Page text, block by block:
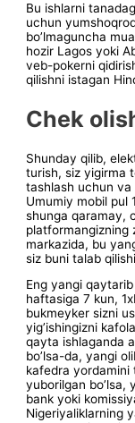
Bu ishlarni
uchun
bo’lmaguncha
hozir Lagos yoki
veb-pokerni
qilishni istagan
Chek
Shunday qilib,
turish, siz yigirma
tashlash uchun va
Umumiy mobil pul
shunga qaramay,
platformangizning
markazida, bu
siz buni talab
Eng yangi
haftasiga 7 kun,
bukmeyker sizni
yig’ishingizni
qayta ishlaganda
bo’lsa-da, yangi
kafedra yordamini
yuborilgan bo’lsa,
bank yoki
Nigeriyaliklarning